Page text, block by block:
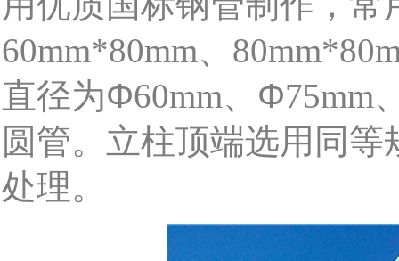
60mm*80mm、
直径为Φ60mm、Φ75mm
圆管。立柱顶端选用同
处理。